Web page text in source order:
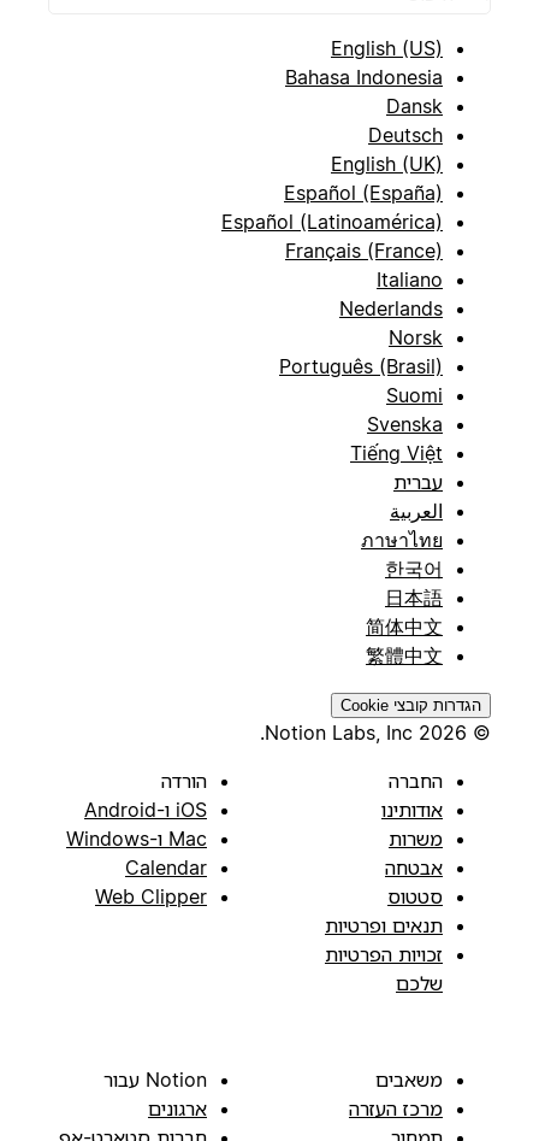
English (US)
Bahasa Indonesia
Dansk
Deutsch
English (UK)
Español (España)
Español (Latinoamérica)
Français (France)
Italiano
Nederlands
Norsk
Português (Brasil)
Suomi
Svenska
Tiếng Việt
עברית
العربية
ภาษาไทย
한국어
日本語
简体中文
繁體中文
הגדרות קובצי Cookie
החברה
אודותינו
משרות
אבטחה
סטטוס
תנאים ופרטיות
זכויות הפרטיות
שלכם
הורדה
iOS ו-Android
Mac ו-Windows
Calendar
Web Clipper
משאבים
מרכז העזרה
Notion עבור
ארגונים